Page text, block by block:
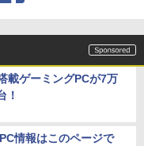
載ゲーミングPCが7万
！
情報はこのページで